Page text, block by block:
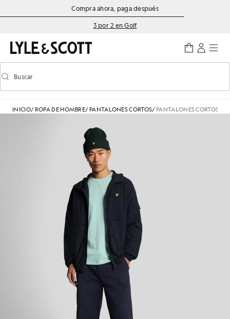
Saltar al contenido principal
Información de accesibilidadCompra ahora, paga después
3 por 2 en Golf
Activar/desactivar la búsqueda predictiva
Buscar
INICIO/ ROPA DE HOMBRE/ PANTALONES CORTOS/ PANTALONES CORTOS